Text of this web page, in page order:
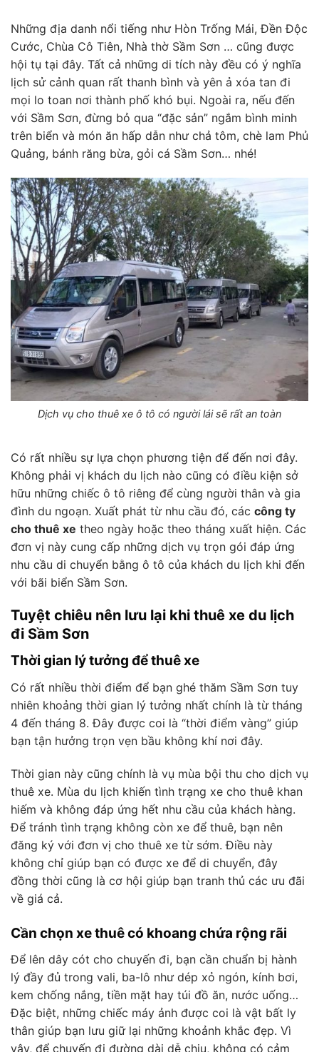
Những địa danh nổi tiếng như Hòn Trống Mái, Đền Độc
Cước, Chùa Cô Tiên, Nhà thờ Sầm Sơn … cũng được
hội tụ tại đây. Tất cả những di tích này đều có ý nghĩa
lịch sử cảnh quan rất thanh bình và yên ả xóa tan đi
mọi lo toan nơi thành phố khó bụi. Ngoài ra, nếu đến
với Sầm Sơn, đừng bỏ qua “đặc sản” ngắm bình minh
trên biển và món ăn hấp dẫn như chả tôm, chè lam Phủ
Quảng, bánh răng bừa, gỏi cá Sầm Sơn… nhé!
Dịch vụ cho thuê xe ô tô có người lái sẽ rất an toàn
Có rất nhiều sự lựa chọn phương tiện để đến nơi đây.
Không phải vị khách du lịch nào cũng có điều kiện sở
hữu những chiếc ô tô riêng để cùng người thân và gia
đình du ngoạn. Xuất phát từ nhu cầu đó, các công ty
cho thuê xe theo ngày hoặc theo tháng xuất hiện. Các
đơn vị này cung cấp những dịch vụ trọn gói đáp ứng
nhu cầu di chuyển bằng ô tô của khách du lịch khi đến
với bãi biển Sầm Sơn.
Tuyệt chiêu nên lưu lại khi thuê xe du lịch
đi Sầm Sơn
Thời gian lý tưởng để thuê xe
Có rất nhiều thời điểm để bạn ghé thăm Sầm Sơn tuy
nhiên khoảng thời gian lý tưởng nhất chính là từ tháng
4 đến tháng 8. Đây được coi là “thời điểm vàng” giúp
bạn tận hưởng trọn vẹn bầu không khí nơi đây.
Thời gian này cũng chính là vụ mùa bội thu cho dịch vụ
thuê xe. Mùa du lịch khiến tình trạng xe cho thuê khan
hiếm và không đáp ứng hết nhu cầu của khách hàng.
Để tránh tình trạng không còn xe để thuê, bạn nên
đăng ký với đơn vị cho thuê xe từ sớm. Điều này
không chỉ giúp bạn có được xe để di chuyển, đây
đồng thời cũng là cơ hội giúp bạn tranh thủ các ưu đãi
về giá cả.
Cần chọn xe thuê có khoang chứa rộng rãi
Để lên dây cót cho chuyến đi, bạn cần chuẩn bị hành
lý đầy đủ trong vali, ba-lô như dép xỏ ngón, kính bơi,
kem chống nắng, tiền mặt hay túi đồ ăn, nước uống…
Đặc biệt, những chiếc máy ảnh được coi là vật bất ly
thân giúp bạn lưu giữ lại những khoảnh khắc đẹp. Vì
vậy, để chuyến đi đường dài dễ chịu, không có cảm